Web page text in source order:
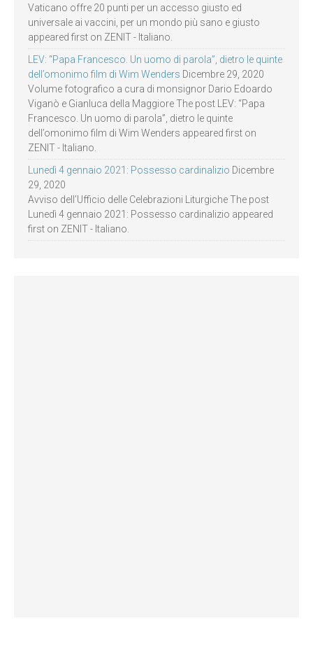
Vaticano offre 20 punti per un accesso giusto ed
universale ai vaccini, per un mondo più sano e giusto
appeared first on ZENIT - Italiano.
LEV: “Papa Francesco. Un uomo di parola”, dietro le quinte
dell’omonimo film di Wim Wenders Dicembre 29, 2020
Volume fotografico a cura di monsignor Dario Edoardo
Viganò e Gianluca della Maggiore The post LEV: “Papa
Francesco. Un uomo di parola”, dietro le quinte
dell’omonimo film di Wim Wenders appeared first on
ZENIT - Italiano.
Lunedì 4 gennaio 2021: Possesso cardinalizio Dicembre
29, 2020
Avviso dell’Ufficio delle Celebrazioni Liturgiche The post
Lunedì 4 gennaio 2021: Possesso cardinalizio appeared
first on ZENIT - Italiano.